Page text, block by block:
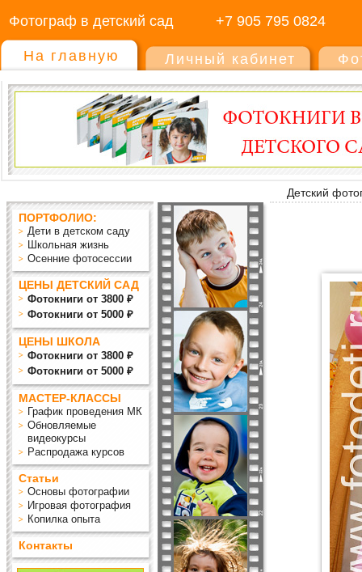
Фотограф в детский сад +7 905 795 0824
На главную Личный кабинет
Детский
ПОРТФОЛИО:
Дети в детском саду
Школьная жизнь
Осенние фотосессии
ЦЕНЫ ДЕТСКИЙ САД
Фотокниги от 3800 ₽
Фотокниги от 5000 ₽
ЦЕНЫ ШКОЛА
Фотокниги от 3800 ₽
Фотокниги от 5000 ₽
МАСТЕР-КЛАССЫ
График проведения МК
Обновляемые
видеокурсы
Распродажа курсов
Статьи
Основы фотографии
Игровая фотография
Копилка опыта
Контакты